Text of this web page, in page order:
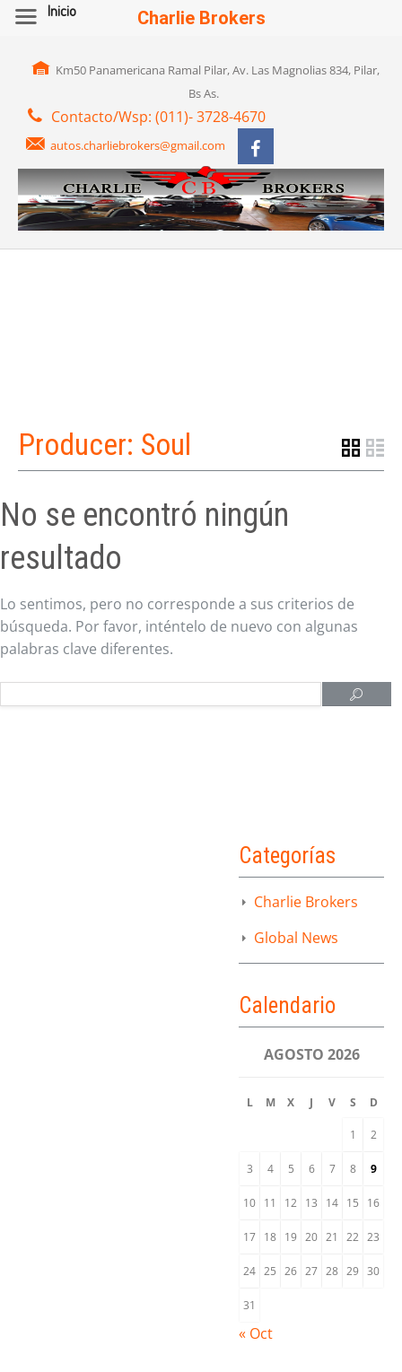
Km50 Panamericana Ramal Pilar, Av. Las Magnolias 834, Pilar,
Bs As.
Contacto/Wsp: (011)- 3728-4670
autos.charliebrokers@gmail.com
Producer: Soul
No se encontró ningún
resultado
Lo sentimos, pero no corresponde a sus criterios de
búsqueda. Por favor, inténtelo de nuevo con algunas
palabras clave diferentes.
Categorías
Charlie Brokers
Global News
Calendario
AGOSTO 2026
L M X J V S D
1 2
3 4 5 6 7 8 9
10 11 12 13 14 15 16
17 18 19 20 21 22 23
24 25 26 27 28 29 30
31
« Oct
Inicio Charlie Brokers